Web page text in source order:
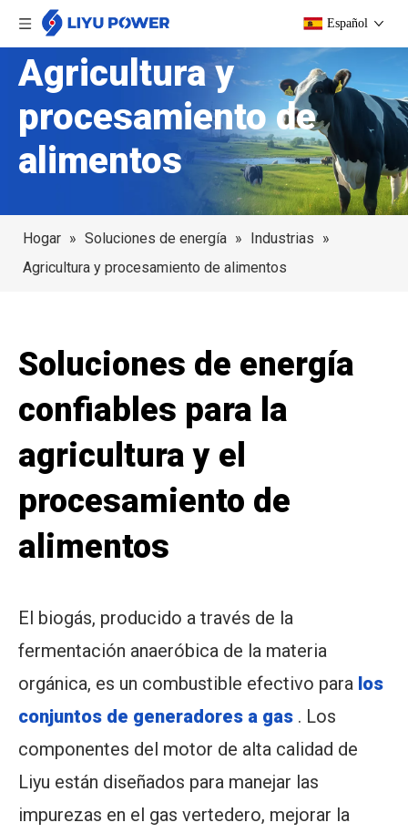
Español
Agricultura y
procesamiento de
alimentos
Hogar » Soluciones de energía » Industrias »
Agricultura y procesamiento de alimentos
Soluciones de energía
confiables para la
agricultura y el
procesamiento de
alimentos
El biogás, producido a través de la
fermentación anaeróbica de la materia
orgánica, es un combustible efectivo para los
conjuntos de generadores a gas . Los
componentes del motor de alta calidad de
Liyu están diseñados para manejar las
impurezas en el gas vertedero, mejorar la